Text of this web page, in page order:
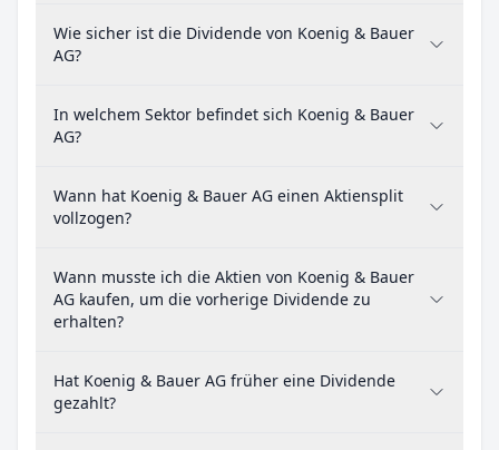
Wie sicher ist die Dividende von Koenig & Bauer
AG?
In welchem Sektor befindet sich Koenig & Bauer
AG?
Wann hat Koenig & Bauer AG einen Aktiensplit
vollzogen?
Wann musste ich die Aktien von Koenig & Bauer
AG kaufen, um die vorherige Dividende zu
erhalten?
Hat Koenig & Bauer AG früher eine Dividende
gezahlt?